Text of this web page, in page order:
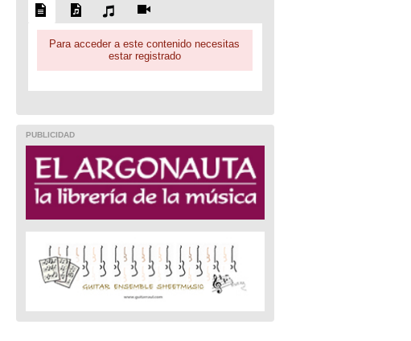
Para acceder a este contenido necesitas
estar registrado
PUBLICIDAD